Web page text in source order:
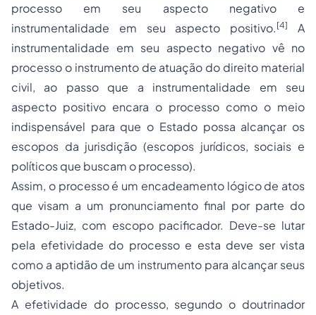
processo em seu aspecto negativo e
instrumentalidade em seu aspecto positivo. [4]
A
instrumentalidade em seu aspecto negativo vê no
processo o instrumento de atuação do direito material
civil, ao passo que a instrumentalidade em seu
aspecto positivo encara o processo como o meio
indispensável para que o Estado possa alcançar os
escopos da jurisdição (escopos jurídicos, sociais e
políticos que buscam o processo).
Assim, o processo é um encadeamento lógico de atos
que visam a um pronunciamento final por parte do
Estado-Juiz, com escopo pacificador. Deve-se lutar
pela efetividade do processoe esta deve ser vista
como a aptidão de um instrumento para alcançar seus
objetivos.
A efetividade do processo, segundo o doutrinador